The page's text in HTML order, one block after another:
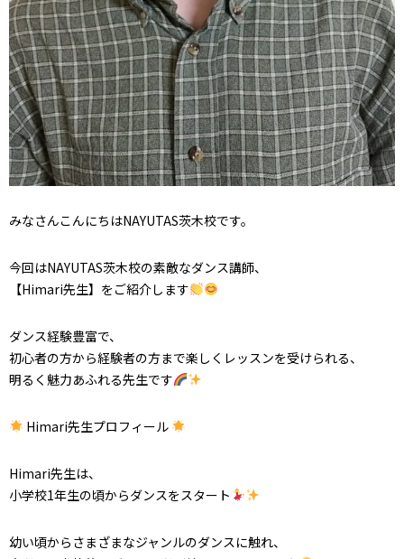
みなさんこんにちはNAYUTAS茨木校です。
今回はNAYUTAS茨木校の素敵なダンス講師、
【Himari先生】をご紹介します
ダンス経験豊富で、
初心者の方から経験者の方まで楽しくレッスンを受けられる、
明るく魅力あふれる先生です
Himari先生プロフィール
Himari先生は、
小学校1年生の頃からダンスをスタート
幼い頃からさまざまなジャンルのダンスに触れ、